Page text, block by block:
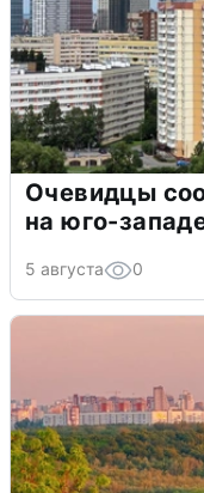
Очевидцы
на юго-
5 августа 0